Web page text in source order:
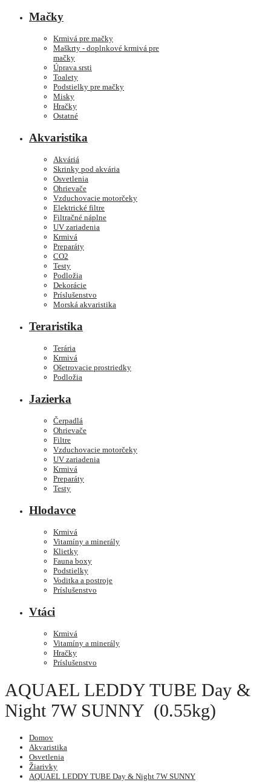
Mačky
Krmivá pre mačky
Maškrty - doplnkové krmivá pre
mačky
Úprava srsti
Toalety
Podstielky pre mačky
Misky
Hračky
Ostatné
Akvaristika
Akváriá
Skrinky pod akvária
Osvetlenia
Ohrievače
Vzduchovacie motorčeky
Elektrické filtre
Filtračné náplne
UV zariadenia
Krmivá
Preparáty
CO2
Testy
Podložia
Dekorácie
Príslušenstvo
Morská akvaristika
Teraristika
Terária
Krmivá
Ošetrovacie prostriedky
Podložia
Jazierka
Čerpadlá
Ohrievače
Filtre
Vzduchovacie motorčeky
UV zariadenia
Krmivá
Preparáty
Testy
Hlodavce
Krmivá
Vitamíny a minerály
Klietky
Fauna boxy
Podstielky
Voditka a postroje
Príslušenstvo
Vtáci
Krmivá
Vitamíny a minerály
Hračky
Príslušenstvo
AQUAEL LEDDY TUBE Day &
Night 7W SUNNY (0.55kg)
Domov
Akvaristika
Osvetlenia
Žiarivky
AQUAEL LEDDY TUBE Day & Night 7W SUNNY